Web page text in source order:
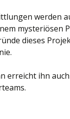
werden
mysteriösen
dieses
erreicht ihn